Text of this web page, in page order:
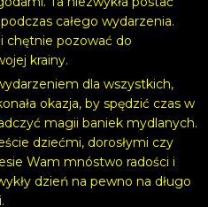
całego wydarzenia.
chętnie pozować do
krainy.
dla wszystkich,
okazja, by spędzić czas w
magii baniek mydlanych.
dziećmi, dorosłymi czy
Wam mnóstwo radości i
dzień na pewno na długo